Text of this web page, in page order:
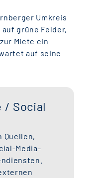
Umkreis
grüne Felder,
Miete ein
auf seine
/ Social
Quellen,
Media-